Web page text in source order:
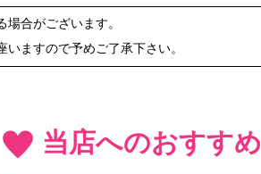
合がございます。
ますので予めご了承下さい。
当店へのおすすめ